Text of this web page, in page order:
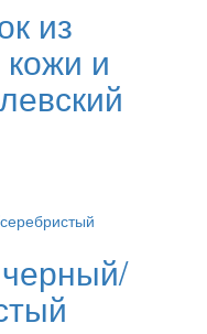
из
кожи и